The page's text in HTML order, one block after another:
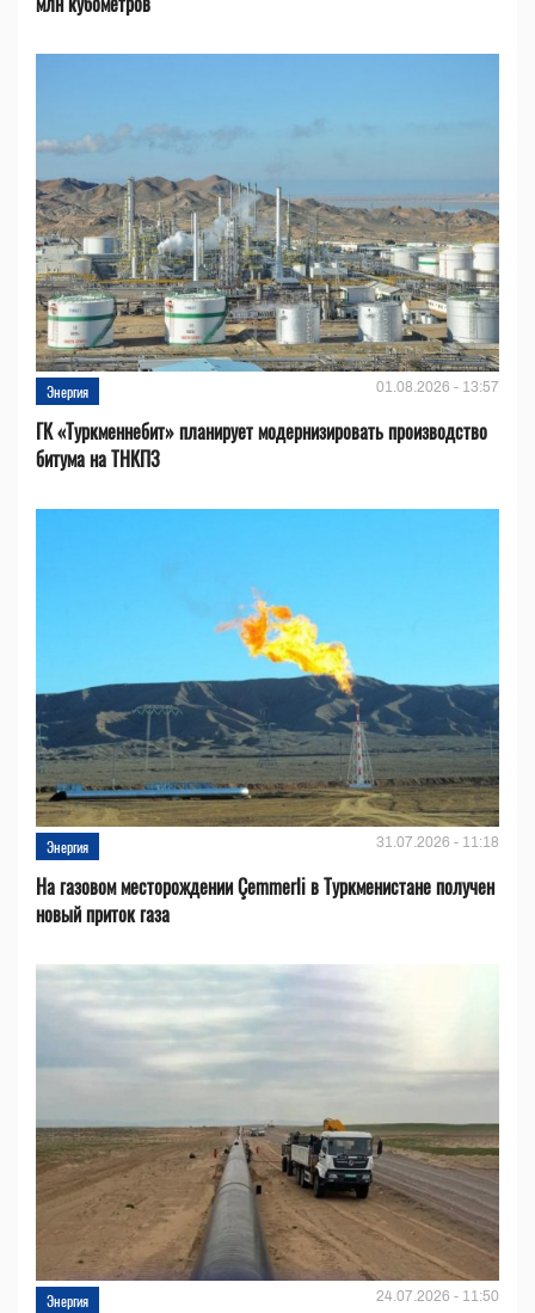
Энергия 01.08.2026 - 13:57
ГК «Туркменнебит» планирует модернизировать производство
битума на ТНКПЗ
Энергия 31.07.2026 - 11:18
На газовом месторождении Çemmerli в Туркменистане получен
новый приток газа
Энергия 24.07.2026 - 11:50